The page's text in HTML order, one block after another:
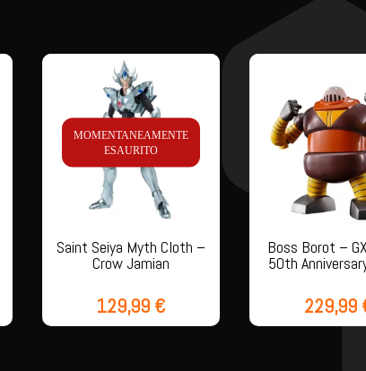
MOMENTANEAMENTE
ESAURITO
Saint Seiya Myth Cloth –
Crow Jamian
129,99 €
Boss Borot –
50th
229,99